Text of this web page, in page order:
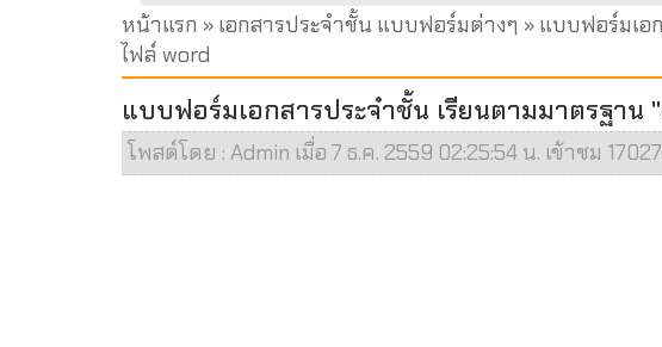
หน้าแรก » เอกสารประจำชั้น แบบฟอร์มต่างๆ » แบบฟอร์มเ
ไฟล์ word
แบบฟอร์มเอกสารประจำชั้น เรียนตามมาตรฐาน
โพสต์โดย : Admin เมื่อ 7 ธ.ค. 2559 02:25:54 น. เข้าชม